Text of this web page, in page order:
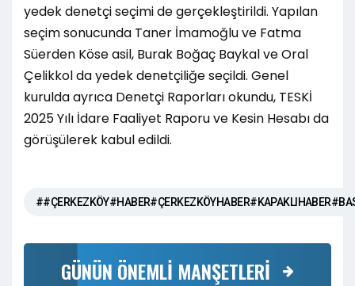
yedek denetçi seçimi de gerçekleştirildi. Yapılan
seçim sonucunda Taner İmamoğlu ve Fatma
Süerden Köse asil, Burak Boğaç Baykal ve Oral
Çelikkol da yedek denetçiliğe seçildi. Genel
kurulda ayrıca Denetçi Raporları okundu, TESKİ
2025 Yılı İdare Faaliyet Raporu ve Kesin Hesabı da
görüşülerek kabul edildi.
GÜNÜN ÖNEMLİ MANŞETLERİ